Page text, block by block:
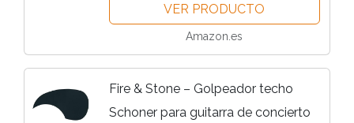
VER PRODUCTO
Amazon.es
Fire & Stone – Golpeador techo
Schoner para guitarra de concierto